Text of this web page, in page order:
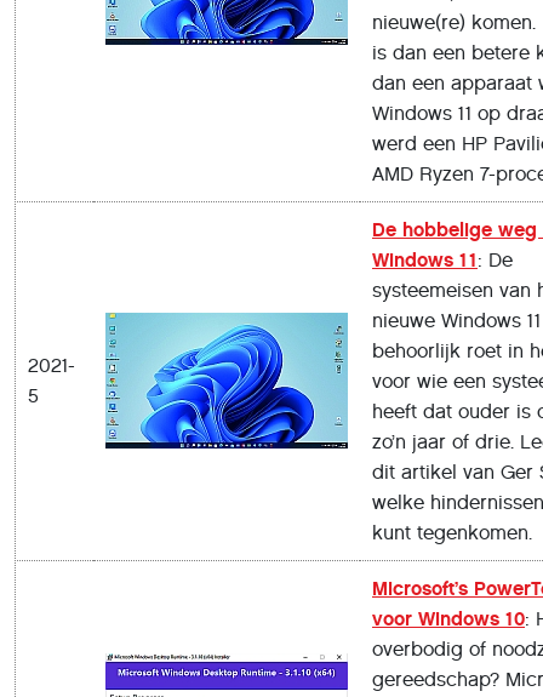
nieuwe(re) komen.
is dan een betere
dan een apparaat
Windows 11 op
werd een HP
AMD Ryzen 7-
2021-
5
De hobbelige weg
Windows 11: De
systeemeisen van
nieuwe Windows
behoorlijk roet in
voor wie een
heeft dat ouder is
zo’n jaar of drie.
dit artikel van Ger
welke
kunt tegenkomen.
Microsoft’s
voor Windows 10:
overbodig of
gereedschap?